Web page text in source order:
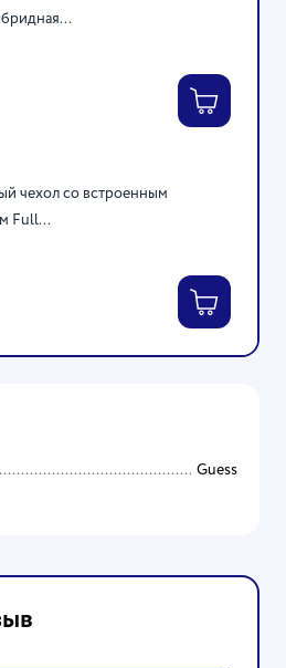
чехол со встроенным
Full...
Guess